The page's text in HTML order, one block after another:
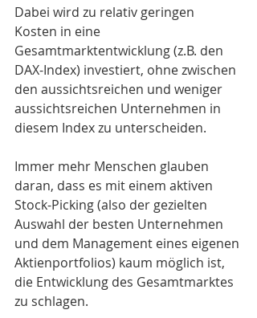
Dabei wird zu relativ geringen
Kosten in eine
Gesamtmarktentwicklung (z.B. den
DAX-Index) investiert, ohne zwischen
den aussichtsreichen und weniger
aussichtsreichen Unternehmen in
diesem Index zu unterscheiden.
Immer mehr Menschen glauben
daran, dass es mit einem aktiven
Stock-Picking (also der gezielten
Auswahl der besten Unternehmen
und dem Management eines eigenen
Aktienportfolios) kaum möglich ist,
die Entwicklung des Gesamtmarktes
zu schlagen.